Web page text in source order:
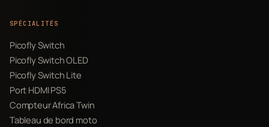
SPÉCIALITÉS
Picofly Switch
Picofly Switch OLED
Picofly Switch Lite
Port HDMI PS5
Compteur Africa Twin
Tableau de bord moto